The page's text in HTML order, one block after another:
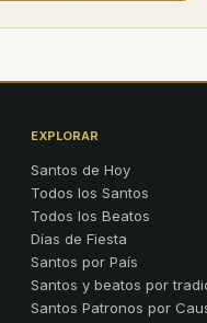
EXPLORAR
Santos de Hoy
Todos los Santos
Todos los Beatos
Días de Fiesta
Santos por País
Santos y beatos por
Santos Patronos por